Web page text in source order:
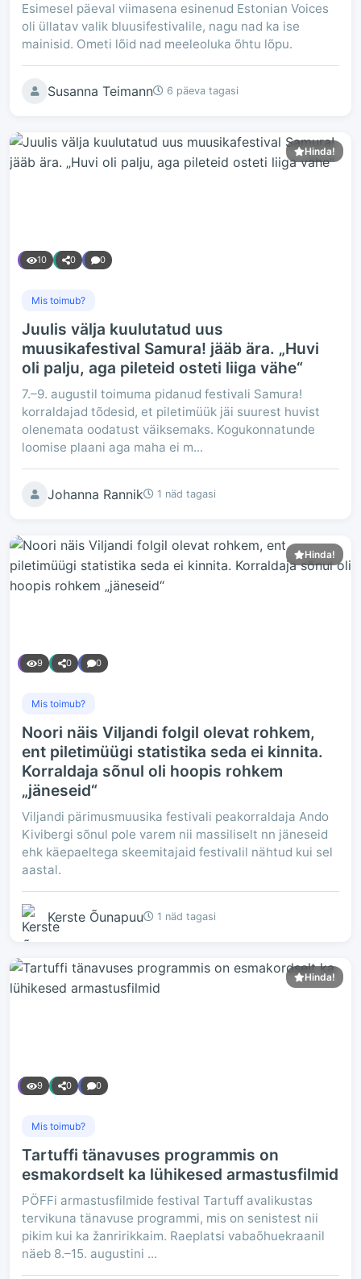
Esimesel päeval viimasena esinenud Estonian Voices
oli üllatav valik bluusifestivalile, nagu nad ka ise
mainisid. Ometi lõid nad meeleoluka õhtu lõpu.
Susanna Teimann 6 päeva tagasi
Hinda!
10 0 0
Mis toimub?
Juulis välja kuulutatud uus
muusikafestival Samura! jääb ära. „Huvi
oli palju, aga pileteid osteti liiga vähe“
7.–9. augustil toimuma pidanud festivali Samura!
korraldajad tõdesid, et piletimüük jäi suurest huvist
olenemata oodatust väiksemaks. Kogukonnatunde
loomise plaani aga maha ei m...
Johanna Rannik 1 näd tagasi
Hinda!
9 0 0
Mis toimub?
Noori näis Viljandi folgil olevat rohkem,
ent piletimüügi statistika seda ei kinnita.
Korraldaja sõnul oli hoopis rohkem
„jäneseid“
Viljandi pärimusmuusika festivali peakorraldaja Ando
Kivibergi sõnul pole varem nii massiliselt nn jäneseid
ehk käepaeltega skeemitajaid festivalil nähtud kui sel
aastal.
Kerste Õunapuu 1 näd tagasi
Hinda!
9 0 0
Mis toimub?
Tartuffi tänavuses programmis on
esmakordselt ka lühikesed armastusfilmid
PÖFFi armastusfilmide festival Tartuff avalikustas
tervikuna tänavuse programmi, mis on senistest nii
pikim kui ka žanririkkaim. Raeplatsi vabaõhuekraanil
näeb 8.–15. augustini ...